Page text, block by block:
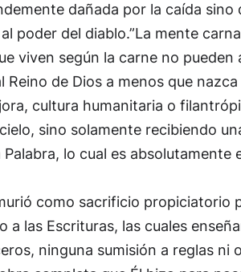
dañada por la caída
del diablo.”La mente
viven según la carne no pueden
de Dios a menos que
cultura humanitaria o
sino solamente recibiendo
lo cual es absolutamente
como sacrificio propiciatorio
las Escrituras, las cuales
ninguna sumisión a reglas ni